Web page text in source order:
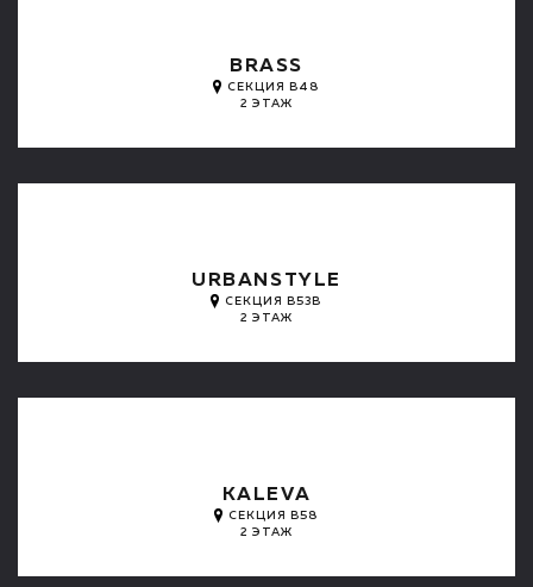
BRASS
СЕКЦИЯ B48
2 ЭТАЖ
URBANSTYLE
СЕКЦИЯ B53B
2 ЭТАЖ
KALEVA
СЕКЦИЯ B58
2 ЭТАЖ